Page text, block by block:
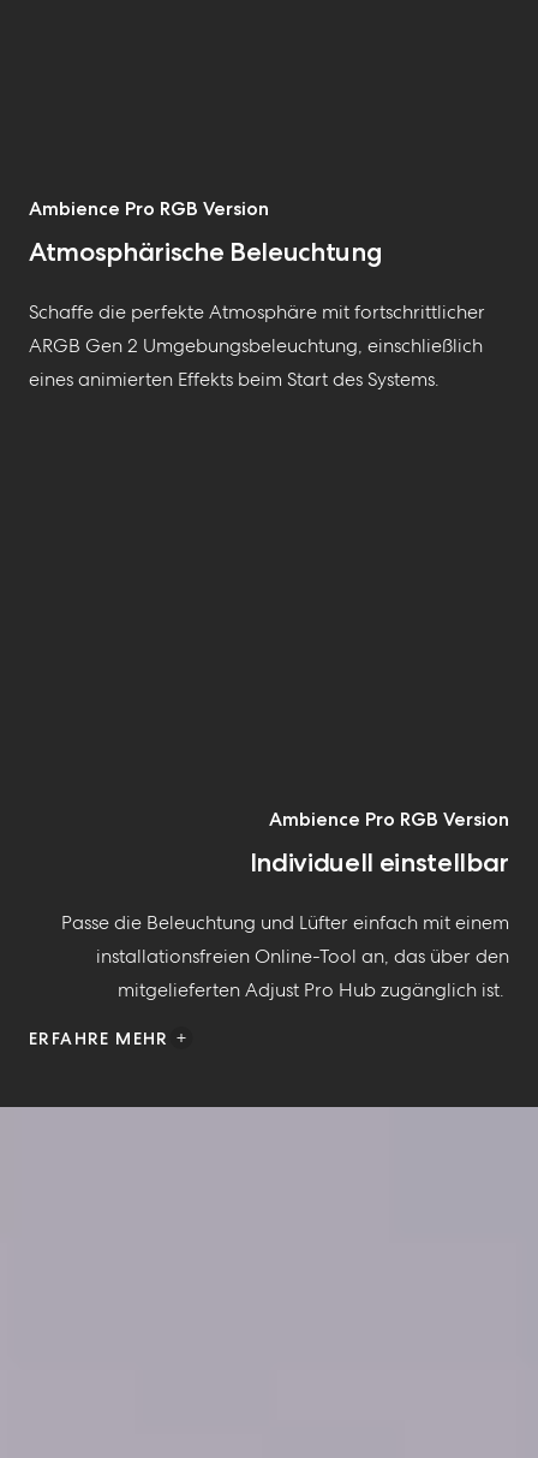
Ambience Pro RGB Version
Atmosphärische Beleuchtung
Schaffe die perfekteAtmosphäre mit fortschrittlicher
ARGB Gen 2 Umgebungsbeleuchtung, einschließlich
eines animierten Effekts beim Start des Systems.
Ambience Pro RGB Version
Individuell einstellbar
Passedie Beleuchtung und Lüfter einfach mit einem
installationsfreienOnline-Tool an, das über den
mitgeliefertenAdjust Pro Hub zugänglich ist.
ERFAHRE MEHR